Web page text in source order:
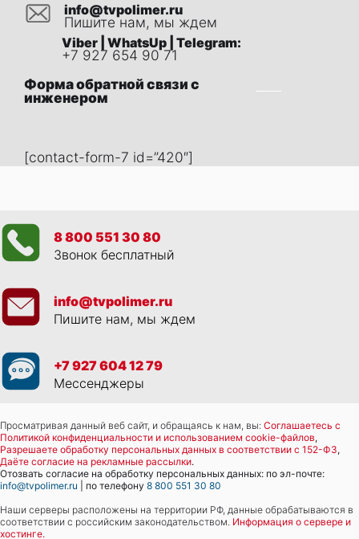
info@tvpolimer.ru
Пишите нам, мы ждем
Viber | WhatsUp | Telegram:
+7 927 654 90 71
Форма обратной связи с
инженером
[contact-form-7 id=”420″]
8 800 551 30 80
Звонок бесплатный
info@tvpolimer.ru
Пишите нам, мы ждем
+7 927 604 12 79
Мессенджеры
Просматривая данный веб сайт, и обращаясь к нам, вы: Соглашаетесь с
Политикой конфиденциальности и использованием cookie-файлов,
Разрешаете обработку персональных данных в соответствии с 152-ФЗ,
Даёте согласие на рекламные рассылки.
Отозвать согласие на обработку персональных данных: по эл-почте:
info@tvpolimer.ru | по телефону 8 800 551 30 80
Наши серверы расположены на территории РФ, данные обрабатываются в
соответствии с российским законодательством. Информация о сервере и
хостинге.